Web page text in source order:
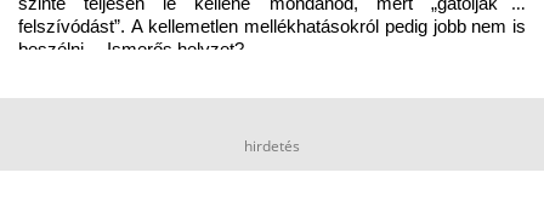
szinte teljesen le kellene mondanod, mert „gátolják a
felszívódást”. A kellemetlen mellékhatásokról pedig jobb nem is
beszélni… Ismerős helyzet?
hirdetés